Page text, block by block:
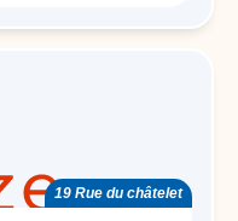
19 Rue du châtelet